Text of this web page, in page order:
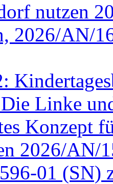
nutzen
2026/AN/
Linke
Konzept
2026/AN/
01 (SN)